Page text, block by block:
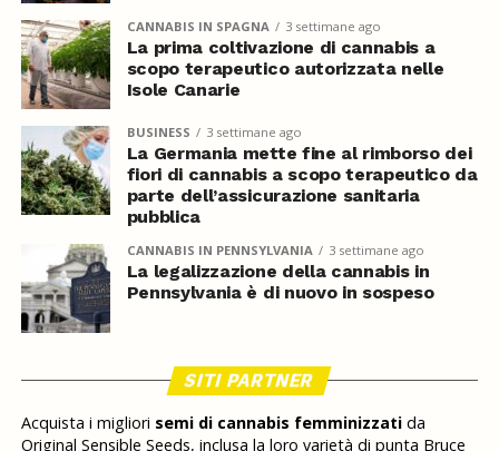
CANNABIS IN SPAGNA 3 settimane ago
La prima coltivazione di cannabis a
scopo terapeutico autorizzata nelle
Isole Canarie
BUSINESS 3 settimane ago
La Germania mette fine al rimborso dei
fiori di cannabis a scopo terapeutico da
parte dell’assicurazione sanitaria
pubblica
CANNABIS IN PENNSYLVANIA 3 settimane ago
La legalizzazione della cannabis in
Pennsylvania è di nuovo in sospeso
SITI PARTNER
Acquista i migliori semi di cannabis femminizzatida
Original Sensible Seeds, inclusa la loro varietà di punta Bruce